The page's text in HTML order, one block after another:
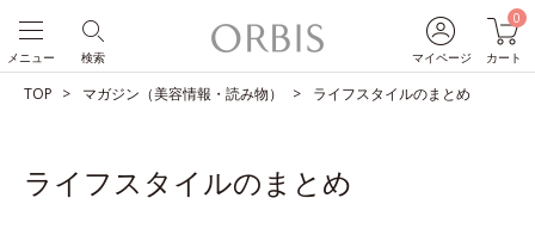
マイページ
0
カート
検索
メニュー
TOP マガジン（美容情報・読み物） ライフスタイルのまとめ
ライフスタイルのまとめ